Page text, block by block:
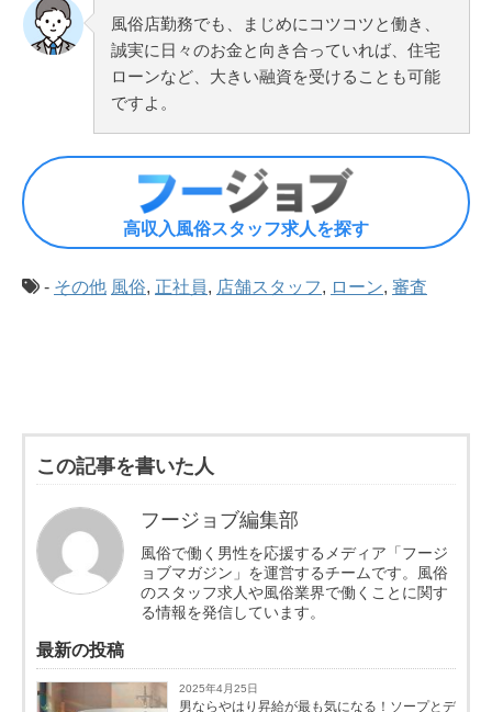
風俗店勤務でも、まじめにコツコツと働き、
誠実に日々のお金と向き合っていれば、住宅
ローンなど、大きい融資を受けることも可能
ですよ。
高収入風俗スタッフ求人を探す
- その他 風俗, 正社員, 店舗スタッフ, ローン, 審査
この記事を書いた人
フージョブ編集部
風俗で働く男性を応援するメディア「フージ
ョブマガジン」を運営するチームです。風俗
のスタッフ求人や風俗業界で働くことに関す
る情報を発信しています。
最新の投稿
2025年4月25日
男ならやはり昇給が最も気になる！ソープとデ